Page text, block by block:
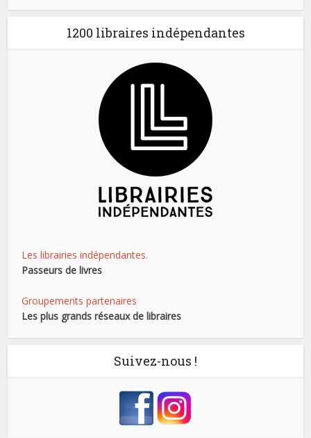
1200 libraires indépendantes
Les librairies indépendantes.
Passeurs de livres
Groupements partenaires
Les plus grands réseaux de libraires
Suivez-nous !